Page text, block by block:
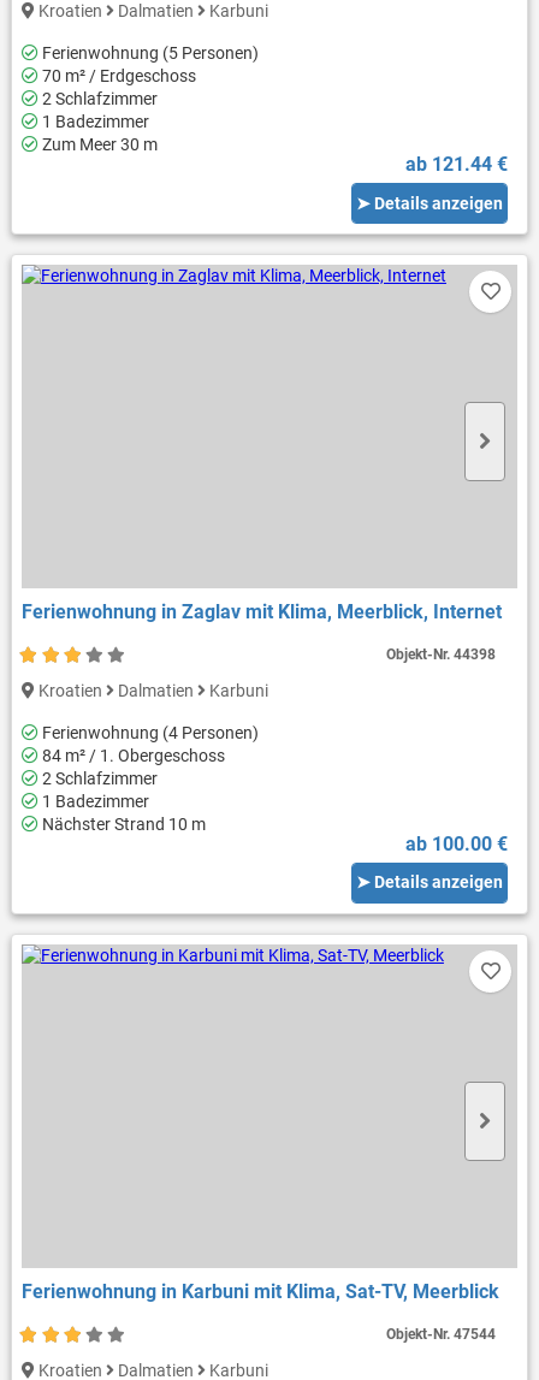
Kroatien Dalmatien Karbuni
Ferienwohnung (5 Personen)
70 m² / Erdgeschoss
2 Schlafzimmer
1 Badezimmer
Zum Meer 30 m
ab 121.44 €
➤ Details anzeigen
Ferienwohnung in Zaglav mit Klima, Meerblick, Internet
Kroatien Dalmatien Karbuni
Ferienwohnung (4 Personen)
84 m² / 1. Obergeschoss
2 Schlafzimmer
1 Badezimmer
Nächster Strand 10 m
ab 100.00 €
➤ Details anzeigen
Objekt-Nr.44398
Ferienwohnung in Karbuni mit Klima, Sat-TV, Meerblick
Kroatien Dalmatien Karbuni
Objekt-Nr.47544